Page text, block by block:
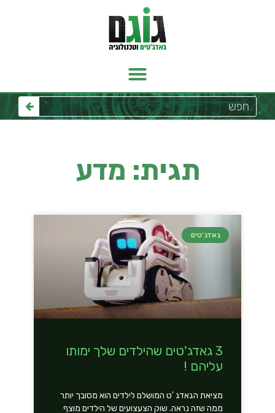
תגית: מדע
גאדג'טים
3 גאדג'טים שהילדים שלך ימותו
עליהם !
מציאת הגאדג 'ט המושלם לילדים הוא מסובך יותר
ממה שזה נראה. שוק הצעצועים של הילדים מוצף